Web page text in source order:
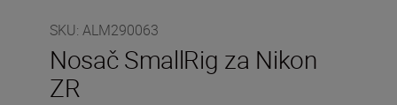
SKU: ALM290063
Nosač SmallRig za Nikon
ZR